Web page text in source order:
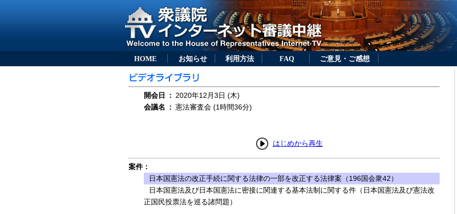
HOME お知らせ 利用方法 FAQ ご意見・ご感想
開会日 ： 2020年12月3日 (木)
会議名
： 憲法審査会 (1時間36分)
はじめから再生
案件：
日本国憲法の改正手続に関する法律の一部を改正する法律案（196国会衆42）
日本国憲法及び日本国憲法に密接に関連する基本法制に関する件（日本国憲法及び憲法改
正国民投票法を巡る諸問題）